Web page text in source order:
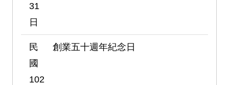
31
日
民
國
102
創業五十週年紀念日